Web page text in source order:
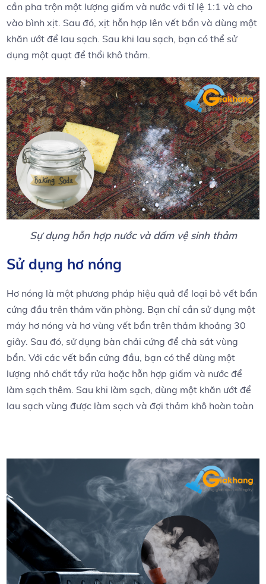
cần pha trộn một lượng giấm và nước với tỉ lệ 1:1 và cho
vào bình xịt. Sau đó, xịt hỗn hợp lên vết bẩn và dùng một
khăn ướt để lau sạch. Sau khi lau sạch, bạn có thể sử
dụng một quạt để thổi khô thảm.
Sự dụng hỗn hợp nước và dấm vệ sinh thảm
Sử dụng hơ nóng
Hơ nóng là một phương pháp hiệu quả để loại bỏ vết bẩn
cứng đầu trên thảm văn phòng. Bạn chỉ cần sử dụng một
máy hơ nóng và hơ vùng vết bẩn trên thảm khoảng 30
giây. Sau đó, sử dụng bàn chải cứng để chà sát vùng
bẩn. Với các vết bẩn cứng đầu, bạn có thể dùng một
lượng nhỏ chất tẩy rửa hoặc hỗn hợp giấm và nước để
làm sạch thêm. Sau khi làm sạch, dùng một khăn ướt để
lau sạch vùng được làm sạch và đợi thảm khô hoàn toàn